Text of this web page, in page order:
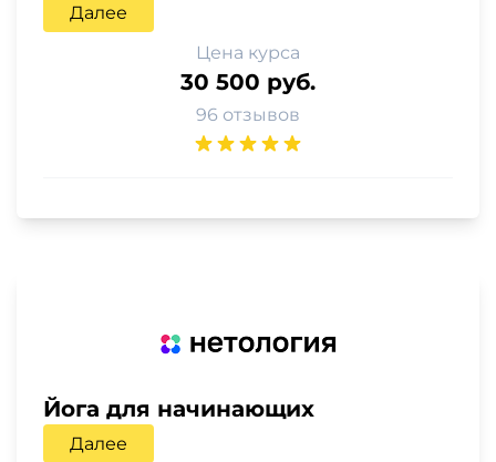
Далее
Цена курса
30 500 руб.
96 отзывов
Йога для начинающих
Далее